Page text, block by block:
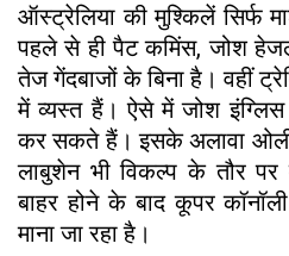
ऑस्ट्रेलिया की मुश्किलें सिर्फ
पहले से ही पैट कमिंस, जोश
तेज गेंदबाजों के बिना है। वहीं
में व्यस्त हैं। ऐसे में जोश
कर सकते हैं। इसके अलावा ओली
लाबुशेन भी विकल्प के तौर
बाहर होने के बाद कूपर
माना जा रहा है।